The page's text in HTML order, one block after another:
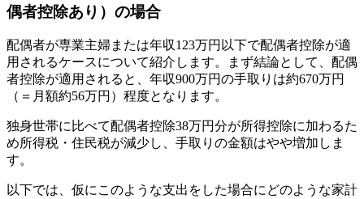
偶者控除あり）の場合
配偶者が専業主婦または年収123万円以下で配偶者控除が適
用されるケースについて紹介します。まず結論として、配偶
者控除が適用されると、年収900万円の手取りは約670万円
（＝月額約56万円）程度となります。
独身世帯に比べて配偶者控除38万円分が所得控除に加わるた
め所得税・住民税が減少し、手取りの金額はやや増加しま
す。
以下では、仮にこのような支出をした場合にどのような家計